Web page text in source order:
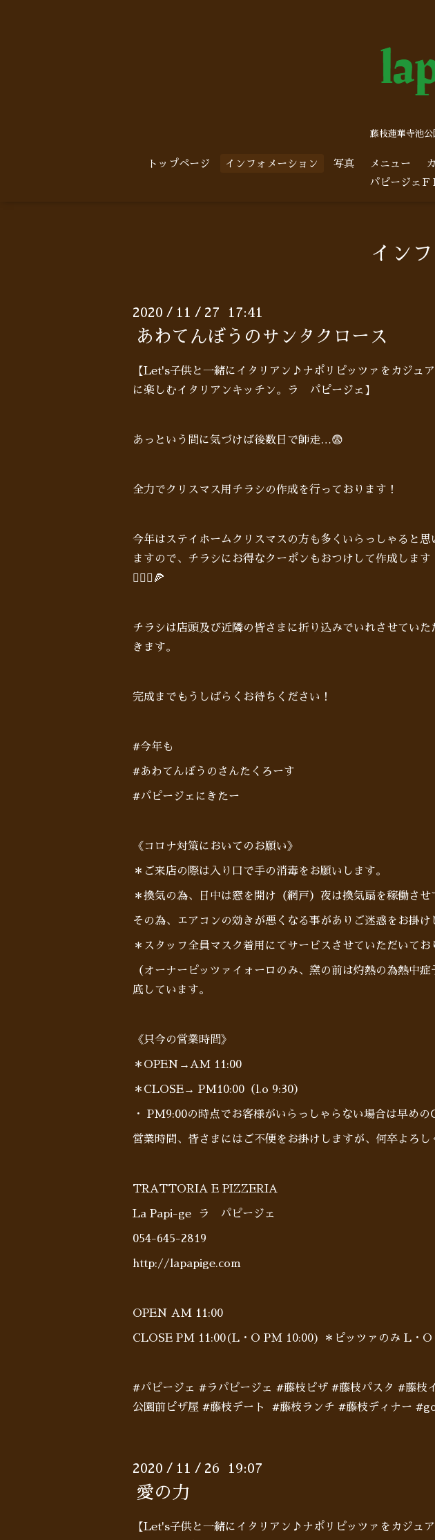
藤枝蓮華寺池
トップページ インフォメーション 写真 メニュー
パピージェＦ
イン
2020 / 11 / 27 17:41
あわてんぼうのサンタクロース
【Let's子供と一緒にイタリアン♪ナポリピッツァをカジュ
に楽しむイタリアンキッチン。ラ パピージェ】
あっという間に気づけば後数日で師走…😨
全力でクリスマス用チラシの作成を行っております！
今年はステイホームクリスマスの方も多くいらっしゃると思
ますので、チラシにお得なクーポンもおつけして作成します
🙋🏻‍♂️🍕
チラシは店頭及び近隣の皆さまに折り込みでいれさせていた
きます。
完成までもうしばらくお待ちください！
#今年も
#あわてんぼうのさんたくろーす
#パピージェにきたー
《コロナ対策においてのお願い》
＊ご来店の際は入り口で手の消毒をお願いします。
＊換気の為、日中は窓を開け（網戸）夜は換気扇を稼働させ
その為、エアコンの効きが悪くなる事がありご迷惑をお掛け
＊スタッフ全員マスク着用にてサービスさせていただいてお
（オーナーピッツァイォーロのみ、窯の前は灼熱の為熱中
底しています。
《只今の営業時間》
＊OPEN→AM 11:00
＊CLOSE→ PM10:00（l.o 9:30）
・ PM9:00の時点でお客様がいらっしゃらない場合は早めの
営業時間、皆さまにはご不便をお掛けしますが、何卒よろし
TRATTORIA E PIZZERIA
La Papi-ge ラ パピージェ
054-645-2819
http://lapapige.com
OPEN AM 11:00
CLOSE PM 11:00(L・O PM 10:00) ＊ピッツァのみ L・O
#パピージェ #ラパピージェ #藤枝ピザ #藤枝パスタ #藤
公園前ピザ屋 #藤枝デート #藤枝ランチ #藤枝ディナー
2020 / 11 / 26 19:07
愛の力
【Let's子供と一緒にイタリアン♪ナポリピッツァをカジュ